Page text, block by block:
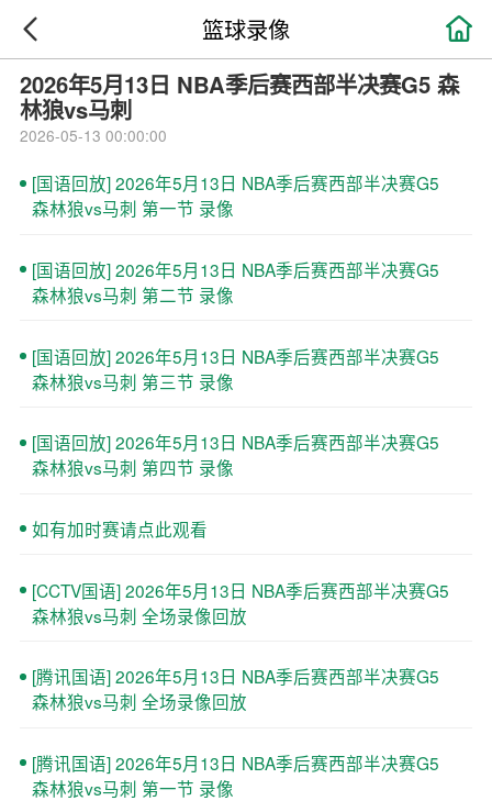

篮球录像
2026年5月13日 NBA季后赛西部半决赛G5 森
林狼vs马刺
2026-05-13 00:00:00
[国语回放] 2026年5月13日 NBA季后赛西部半决赛G5
森林狼vs马刺 第一节 录像
[国语回放] 2026年5月13日 NBA季后赛西部半决赛G5
森林狼vs马刺 第二节 录像
[国语回放] 2026年5月13日 NBA季后赛西部半决赛G5
森林狼vs马刺 第三节 录像
[国语回放] 2026年5月13日 NBA季后赛西部半决赛G5
森林狼vs马刺 第四节 录像
如有加时赛请点此观看
[CCTV国语] 2026年5月13日 NBA季后赛西部半决赛G5
森林狼vs马刺 全场录像回放
[腾讯国语] 2026年5月13日 NBA季后赛西部半决赛G5
森林狼vs马刺 全场录像回放
[腾讯国语] 2026年5月13日 NBA季后赛西部半决赛G5
森林狼vs马刺 第一节 录像